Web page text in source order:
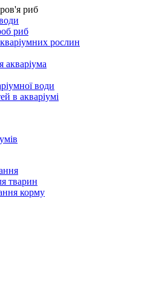
риб
риб
рослин
акваріума
води
в акваріумі
тварин
корму